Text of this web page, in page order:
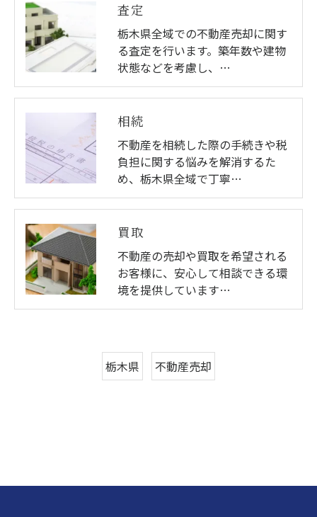
査定
栃木県全域での不動産売却に関す
る査定を行います。築年数や建物
状態などを考慮し、…
相続
不動産を相続した際の手続きや税
負担に関する悩みを解消するた
め、栃木県全域で丁寧…
買取
不動産の売却や買取を希望される
お客様に、安心して相談できる環
境を提供しています…
栃木県 不動産売却